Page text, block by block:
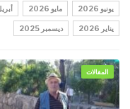
يونيو 2026 مايو 2026 أبريل
يناير 2026 ديسمبر 2025
المقالات